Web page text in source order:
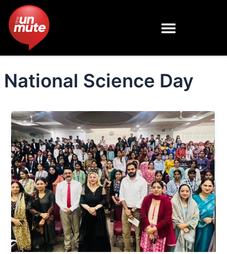
content
National Science Day